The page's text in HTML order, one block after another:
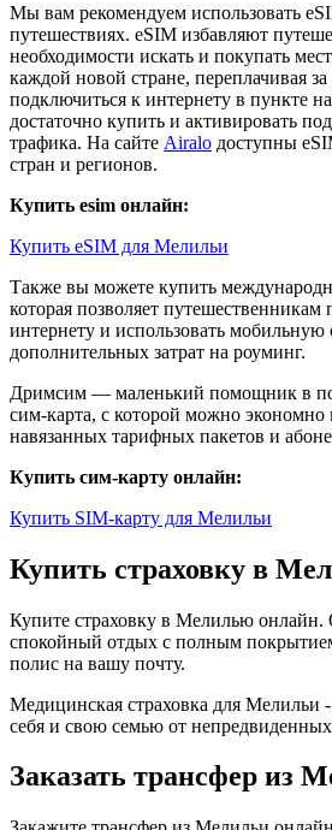
Мы вам рекомендуем использовать
путешествиях. eSIM избавляют
необходимости искать и покупать
каждой новой стране, переплачивая
подключиться к интернету в пункте
достаточно купить и активировать
трафика. На сайте Airalo доступны
стран и регионов.
Купить esim онлайн:
Купить eSIM для Мелильи
Также вы можете купить
которая позволяет путешественникам
интернету и использовать мобильную
дополнительных затрат на роуминг.
Дримсим — маленький помощник в
сим-карта, с которой можно экономно
навязанных тарифных пакетов и
Купить сим-карту онлайн:
Купить SIM-карту для Мелильи
Купить страховку в
Купите страховку в Мелилью онлайн.
спокойный отдых с полным
полис на вашу почту.
Медицинская страховка для Мелильи -
себя и свою семью от непредвиденных
Заказать трансфер из